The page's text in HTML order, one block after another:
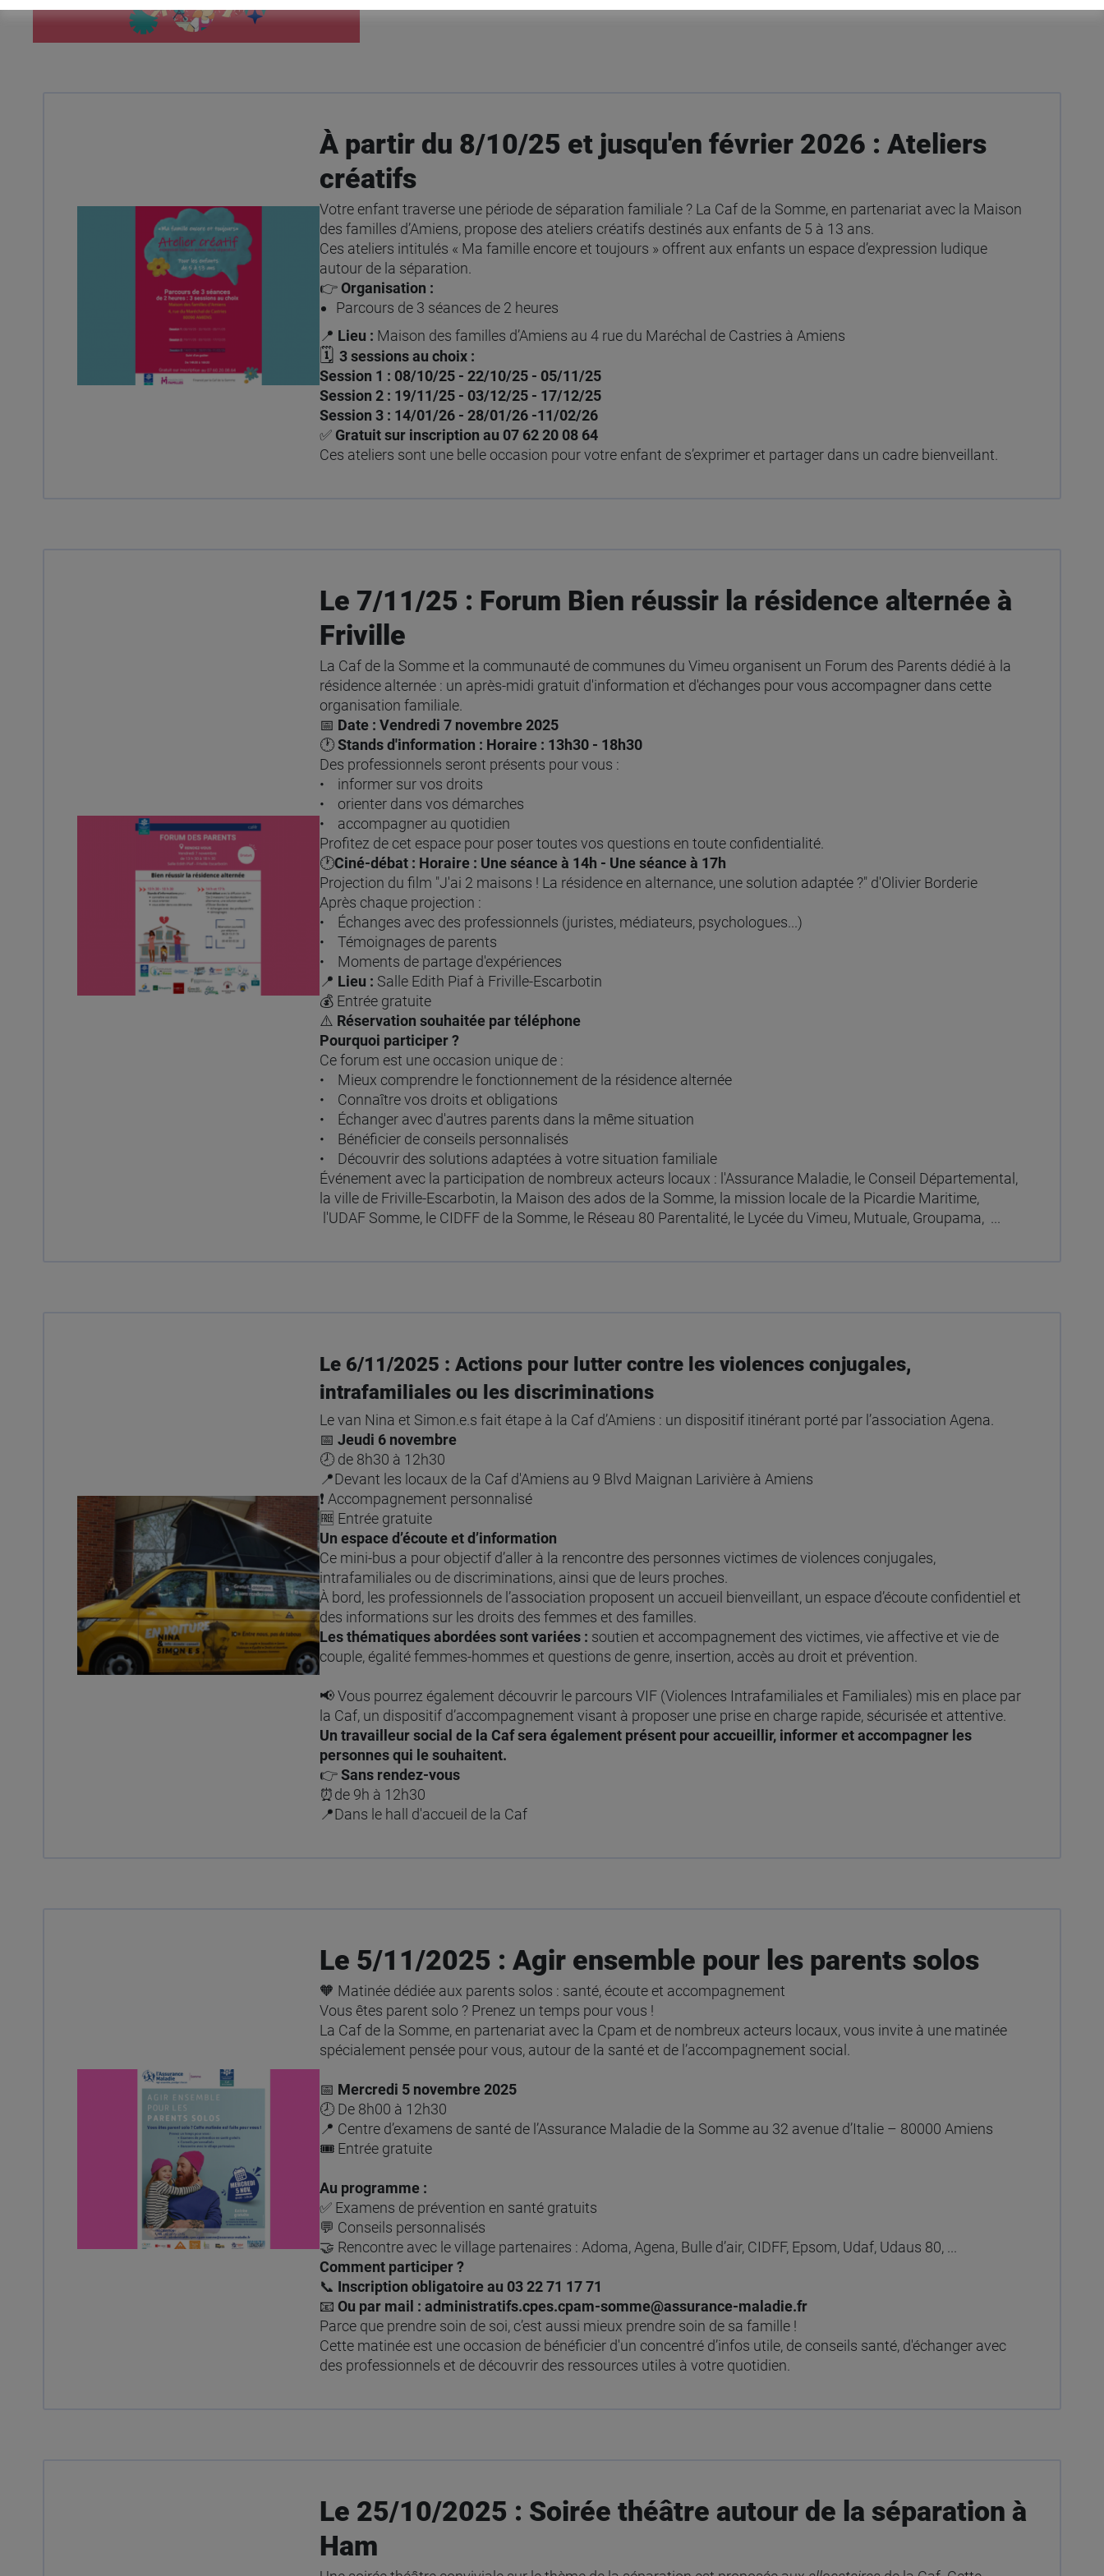
À partir du 8/10/25 et jusqu'en février 2026 : Ateliers
créatifs
Votre enfant traverse une période de séparation familiale ? La Caf de la Somme, en partenariat avec la Maison
des familles d’Amiens, propose des ateliers créatifs destinés aux enfants de 5 à 13 ans.
Ces ateliers intitulés « Ma famille encore et toujours » offrent aux enfants un espace d’expression ludique
autour de la séparation.
👉Organisation :
Parcours de 3 séances de 2 heures
📍 Lieu : Maison des familles d’Amiens au 4 rue du Maréchal de Castries à Amiens
🗓 3 sessions au choix :
Session 1 : 08/10/25 - 22/10/25 - 05/11/25
Session 2 : 19/11/25 - 03/12/25 - 17/12/25
Session 3 : 14/01/26 - 28/01/26 -11/02/26
✅ Gratuit sur inscription au 07 62 20 08 64
Ces ateliers sont une belle occasion pour votre enfant de s’exprimer et partager dans un cadre bienveillant.
Le 7/11/25 : Forum Bien réussir la résidence alternée à
Friville
La Caf de la Somme et la communauté de communes du Vimeu organisent un Forum des Parents dédié à la
résidence alternée : un après-midi gratuit d'information et d'échanges pour vous accompagner dans cette
organisation familiale.
📅 Date : Vendredi 7 novembre 2025
🕐Stands d'information : Horaire : 13h30 - 18h30
Des professionnels seront présents pour vous :
• informer sur vos droits
• orienter dans vos démarches
• accompagner au quotidien
Profitez de cet espace pour poser toutes vos questions en toute confidentialité.
🕐Ciné-débat : Horaire : Une séance à 14h - Une séance à 17h
Projection du film "J'ai 2 maisons ! La résidence en alternance, une solution adaptée ?" d'Olivier Borderie
Après chaque projection :
• Échanges avec des professionnels (juristes, médiateurs, psychologues...)
• Témoignages de parents
• Moments de partage d'expériences
📍 Lieu : Salle Edith Piaf à Friville-Escarbotin
💰 Entrée gratuite
⚠️ Réservation souhaitée par téléphone
Pourquoi participer ?
Ce forum est une occasion unique de :
• Mieux comprendre le fonctionnement de la résidence alternée
• Connaître vos droits et obligations
• Échanger avec d'autres parents dans la même situation
• Bénéficier de conseils personnalisés
• Découvrir des solutions adaptées à votre situation familiale
Événement avec la participation de nombreux acteurs locaux : l'Assurance Maladie, le Conseil Départemental,
la ville de Friville-Escarbotin, la Maison des ados de la Somme, la mission locale de la Picardie Maritime,
l'UDAF Somme, le CIDFF de la Somme, le Réseau 80 Parentalité, le Lycée du Vimeu, Mutuale, Groupama, ...
Le 6/11/2025 : Actions pour lutter contre les violences conjugales,
intrafamiliales ou les discriminations
Le van Nina et Simon.e.s fait étape à la Caf d’Amiens : un dispositif itinérant porté par l’association Agena.
📅 Jeudi 6 novembre
🕗 de 8h30 à 12h30
📍Devant les locaux de la Caf d'Amiens au 9 Blvd Maignan Larivière à Amiens
❗ Accompagnement personnalisé
🆓 Entrée gratuite
Un espace d’écoute et d’information
Ce mini-bus a pour objectif d’aller à la rencontre des personnes victimes de violences conjugales,
intrafamiliales ou de discriminations, ainsi que de leurs proches.
À bord, les professionnels de l’association proposent un accueil bienveillant, un espace d’écoute confidentiel et
des informations sur les droits des femmes et des familles.
Les thématiques abordées sont variées : soutien et accompagnement des victimes, vie affective et vie de
couple, égalité femmes-hommes et questions de genre, insertion, accès au droit et prévention.
📢 Vous pourrez également découvrir le parcours VIF (Violences Intrafamiliales et Familiales) mis en place par
la Caf, un dispositif d’accompagnement visant à proposer une prise en charge rapide, sécurisée et attentive.
Un travailleur social de la Caf sera également présent pour accueillir, informer et accompagner les
personnes qui le souhaitent.
👉Sans rendez-vous
⏰de 9h à 12h30
📍Dans le hall d'accueil de la Caf
Le 5/11/2025 : Agir ensemble pour les parents solos
🧡 Matinée dédiée aux parents solos : santé, écoute et accompagnement
Vous êtes parent solo ? Prenez un temps pour vous !
La Caf de la Somme, en partenariat avec la Cpam et de nombreux acteurs locaux, vous invite à une matinée
spécialement pensée pour vous, autour de la santé et de l’accompagnement social.
📅 Mercredi 5 novembre 2025
🕗 De 8h00 à 12h30
📍 Centre d’examens de santé de l’Assurance Maladie de la Somme au 32 avenue d’Italie – 80000 Amiens
🎟️ Entrée gratuite
Au programme :
✅ Examens de prévention en santé gratuits
💬 Conseils personnalisés
🤝 Rencontre avec le village partenaires : Adoma, Agena, Bulle d’air, CIDFF, Epsom, Udaf, Udaus 80, ...
Comment participer ?
📞 Inscription obligatoire au 03 22 71 17 71
📧 Ou par mail : administratifs.cpes.cpam-somme@assurance-maladie.fr
Parce que prendre soin de soi, c’est aussi mieux prendre soin de sa famille !
Cette matinée est une occasion de bénéficier d'un concentré d’infos utile, de conseils santé, d'échanger avec
des professionnels et de découvrir des ressources utiles à votre quotidien.
Le 25/10/2025 : Soirée théâtre autour de la séparation à
Ham